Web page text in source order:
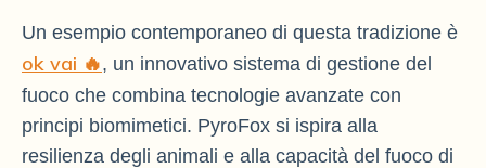
Un esempio contemporaneo di questa tradizione è
ok vai 🔥, un innovativo sistema di gestione del
fuoco che combina tecnologie avanzate con
principi biomimetici. PyroFox si ispira alla
resilienza degli animali e alla capacità del fuoco di